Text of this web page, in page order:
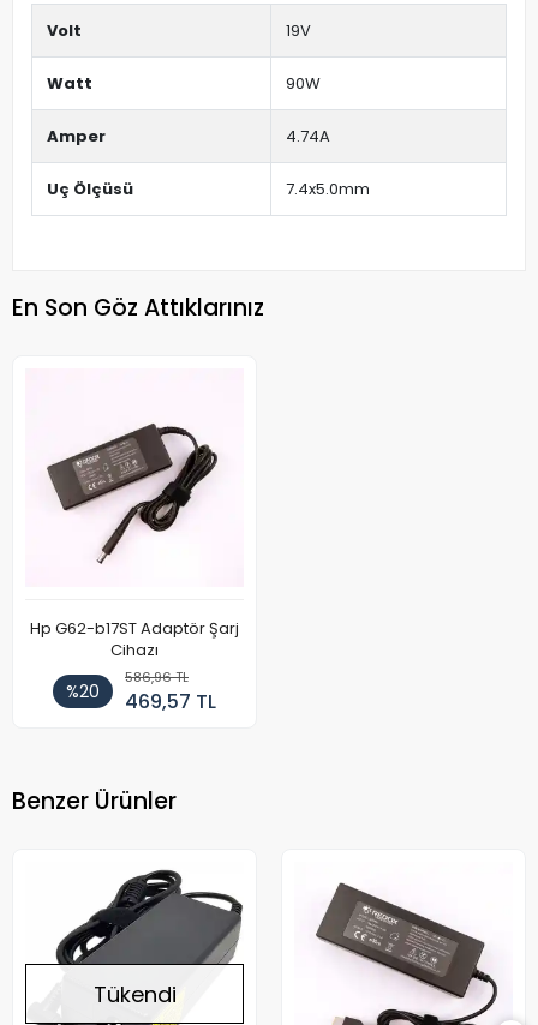
Volt 19V
Watt 90W
Amper 4.74A
Uç Ölçüsü 7.4x5.0mm
En Son Göz Attıklarınız
Hp G62-b17ST Adaptör Şarj
Cihazı
%20
586,96 TL
469,57 TL
Benzer Ürünler
Tükendi